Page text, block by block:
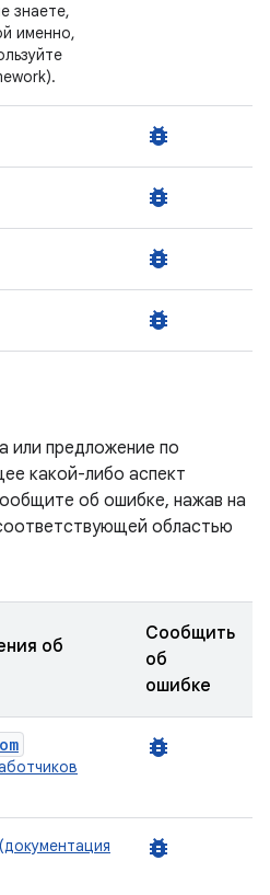
знаете,
именно,
bug_report
bug_report
bug_report
bug_report
или предложение по
какой-либо аспект
об ошибке, нажав на
областью
об
Сообщить
об
ошибке
bug_report
(документация
bug_report